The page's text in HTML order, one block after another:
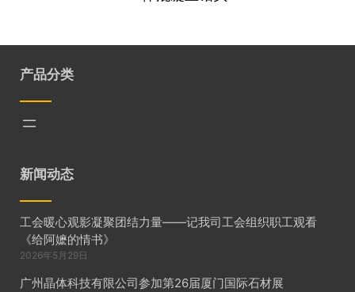
产品分类
新闻动态
工会暖心观影凝聚团结力量——记我司工会组织职工观看
《给阿嬷的情书》
2026年5月29日
广州晶体科技有限公司参加第26届厦门国际石材展